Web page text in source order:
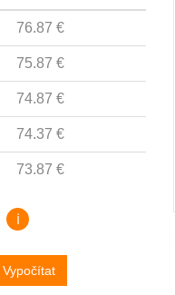
76.87 €
75.87 €
74.87 €
74.37 €
73.87 €
i
Vypočítat